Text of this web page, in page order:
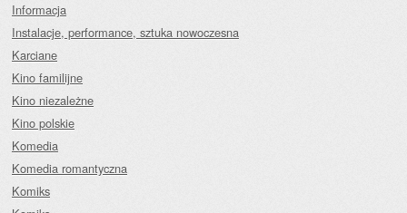
Informacja
Instalacje, performance, sztuka nowoczesna
Karciane
Kino familijne
Kino niezależne
Kino polskie
Komedia
Komedia romantyczna
Komiks